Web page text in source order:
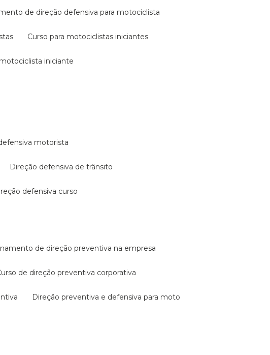
de direção defensiva para motociclista
curso para motociclistas iniciantes
motociclista iniciante
defensiva motorista
direção defensiva de trânsito
direção defensiva curso
de direção preventiva na empresa
curso de direção preventiva corporativa
direção preventiva e defensiva para moto